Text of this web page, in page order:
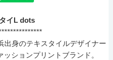
イL dots
出身のテキスタイルデザイナー
ションプリントブランド。